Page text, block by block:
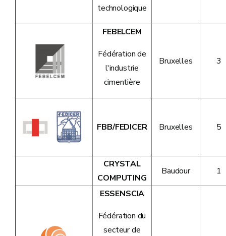
technologique
FEBELCEM
Fédération de
l'industrie
cimentière
Bruxelles 3
FBB/FEDICER Bruxelles 5
CRYSTAL
COMPUTING
Baudour 1
ESSENSCIA
Fédération du
secteur de